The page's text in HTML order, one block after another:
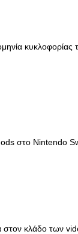
στο Nintendo
στον κλάδο των